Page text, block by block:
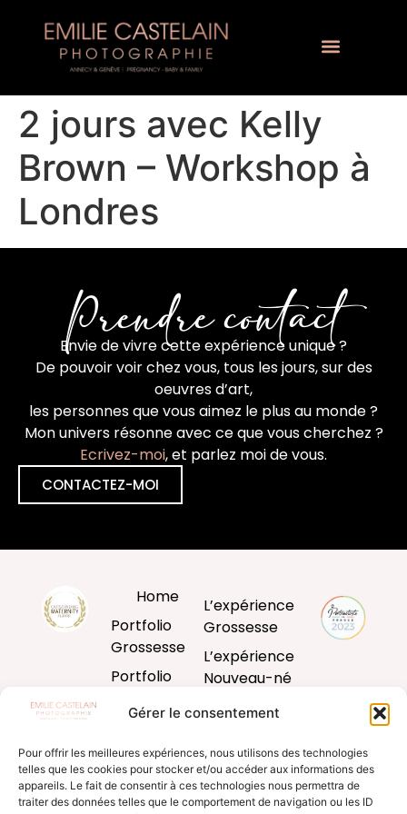
Gérer le consentement
Pour offrir les meilleures expériences, nous utilisons des technologies
telles que les cookies pour stocker et/ou accéder aux informations des
appareils. Le fait de consentir à ces technologies nous permettra de
traiter des données telles que le comportement de navigation ou les ID
2 jours avec Kelly
Brown – Workshop à
Londres
Prendre contact
Envie de vivre cette expérience unique ?
De pouvoir voir chez vous, tous les jours, sur des
oeuvres d’art,
les personnes que vous aimez le plus au monde ?
Mon univers résonne avec ce que vous cherchez ?
Ecrivez-moi, et parlez moi de vous.
CONTACTEZ-MOI
Home
Portfolio
Grossesse
Portfolio
Bébé
Portfolio
Famille
L’expérience
Grossesse
L’expérience
Nouveau-né
L’expérience
L’expérience
famille
Produits